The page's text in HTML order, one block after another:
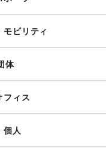
・求人
フェムテック
レンズ
品
・健康
マンガ
芸能人
本・雑誌
ア・アプリ
ラマ
ブ
彫刻
ト・デザイン
アウトドア
ボール
ャー・スポーツ
ビリティ
トバイ
ードバイク
ビリティ
バイク・モビリティ
体
大使館
ンティア活動
・公共団体
フィス
・OA機器
画・運営
個人